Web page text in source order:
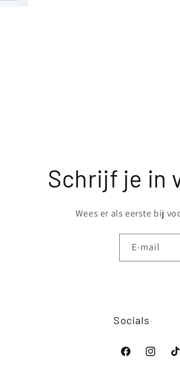
Schrijf je in
Wees er als eerste bij
E‑mail
Socials
FacebookInstagram